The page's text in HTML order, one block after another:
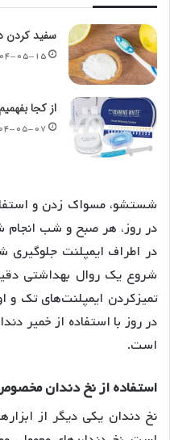
سفید کردن
۱۴۰۴-
از کجا
۱۴۰۴-
شستشو، مسواک زدن و
در روز، هر صبح و شب انجام
در اطراف ایمپلنت جلوگیری
شروع یک روال بهداشتی
تمیزکردن ایمپلنت‌های تک و
در روز با استفاده از خمیر
است.
استفادهازنخدندان
نخ دندان یکی دیگر از